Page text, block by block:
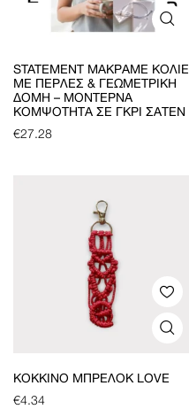
STATEMENT ΜΑΚΡΑΜΈ ΚΟΛΙΈ
ΜΕ ΠΈΡΛΕΣ & ΓΕΩΜΕΤΡΙΚΉ
ΔΟΜΉ – ΜΟΝΤΈΡΝΑ
ΚΟΜΨΌΤΗΤΑ ΣΕ ΓΚΡΙ ΣΑΤΈΝ
€27.28
ΚΌΚΚΙΝΟ ΜΠΡΕΛΌΚ LOVE
€4.34